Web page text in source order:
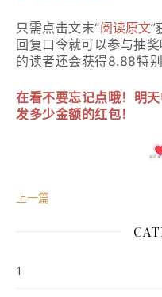
只需点击文末“阅读原文”
回复口令就可以参与抽奖
的读者还会获得8.88特别
在看不要忘记点哦！明
发多少金额的红包！
上一篇
1